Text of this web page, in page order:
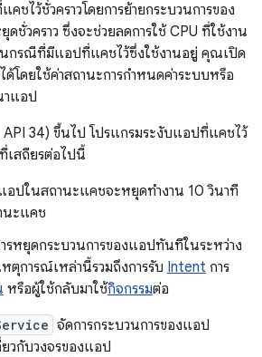
ชไว้ชั่วคราวโดยการย้ายกระบวนการของ
ชั่วคราว ซึ่งจะช่วยลดการใช้ CPU ที่ใช้งาน
นกรณีที่มีแอปที่แคชไว้ซึ่งใช้งานอยู่ คุณเปิด
ด้โดยใช้ค่าสถานะการกำหนดค่าระบบหรือ
แอป
34) ขึ้นไป โปรแกรมระงับแอปที่แคชไว้
เสถียรต่อไปนี้
อปในสถานะแคชจะหยุดทำงาน 10 วินาที
นะแคช
รหยุดกระบวนการของแอปทันทีในระหว่าง
ตุการณ์เหล่านี้รวมถึงการรับ Intent การ
หรือผู้ใช้กลับมาใช้กิจกรรมต่อ
จัดการกระบวนการของแอป
วกับวงจรของแอป